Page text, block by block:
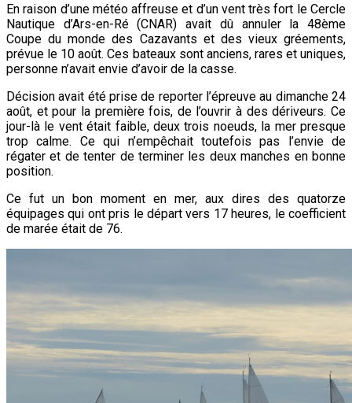
En raison d’une météo affreuse et d’un vent très fort le Cercle
Nautique d’Ars-en-Ré (CNAR) avait dû annuler la 48ème
Coupe du monde des Cazavants et des vieux gréements,
prévue le 10 août. Ces bateaux sont anciens, rares et uniques,
personne n’avait envie d’avoir de la casse.
Décision avait été prise de reporter l’épreuve au dimanche 24
août, et pour la première fois, de l’ouvrir à des dériveurs. Ce
jour-là le vent était faible, deux trois noeuds, la mer presque
trop calme. Ce qui n’empêchait toutefois pas l’envie de
régater et de tenter de terminer les deux manches en bonne
position.
Ce fut un bon moment en mer, aux dires des quatorze
équipages qui ont pris le départ vers 17 heures, le coefficient
de marée était de 76.